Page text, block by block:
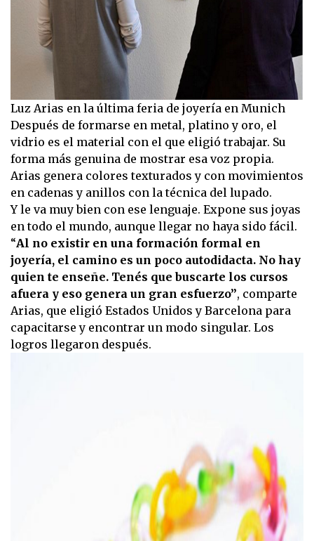
Luz Arias en la última feria de joyería en Munich
Después de formarse en metal, platino y oro, el
vidrio es el material con el que eligió trabajar. Su
forma más genuina de mostrar esa voz propia.
Arias genera colores texturados y con movimientos
en cadenas y anillos con la técnica del lupado.
Y le va muy bien con ese lenguaje. Expone sus joyas
en todo el mundo, aunque llegar no haya sido fácil.
“Al no existir en una formación formal en
joyería, el camino es un poco autodidacta. No hay
quien te enseñe. Tenés que buscarte los cursos
afuera y eso genera un gran esfuerzo”, comparte
Arias, que eligió Estados Unidos y Barcelona para
capacitarse y encontrar un modo singular. Los
logros llegaron después.